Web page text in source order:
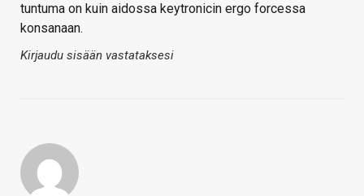
tuntuma on kuin aidossa keytronicin ergo forcessa
konsanaan.
Kirjaudu sisään vastataksesi